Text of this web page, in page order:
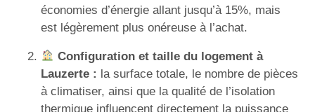
économies d’énergie allant jusqu’à 15%, mais
est légèrement plus onéreuse à l’achat.
Configuration et taille du logement à
Lauzerte : la surface totale, le nombre de pièces
à climatiser, ainsi que la qualité de l’isolation
thermique influencent directement la puissance